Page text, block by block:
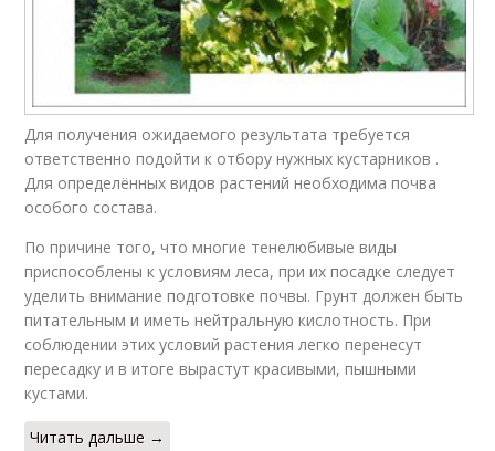
Для получения ожидаемого результата требуется
ответственно подойти к отбору нужных кустарников .
Для определённых видов растений необходима почва
особого состава.
По причине того, что многие тенелюбивые виды
приспособлены к условиям леса, при их посадке следует
уделить внимание подготовке почвы. Грунт должен быть
питательным и иметь нейтральную кислотность. При
соблюдении этих условий растения легко перенесут
пересадку и в итоге вырастут красивыми, пышными
кустами.
Читать дальше →